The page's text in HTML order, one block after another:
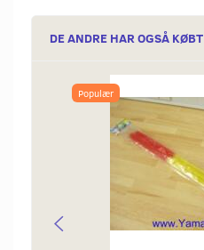
DE ANDRE HAR OGSÅ KØBT
Populær